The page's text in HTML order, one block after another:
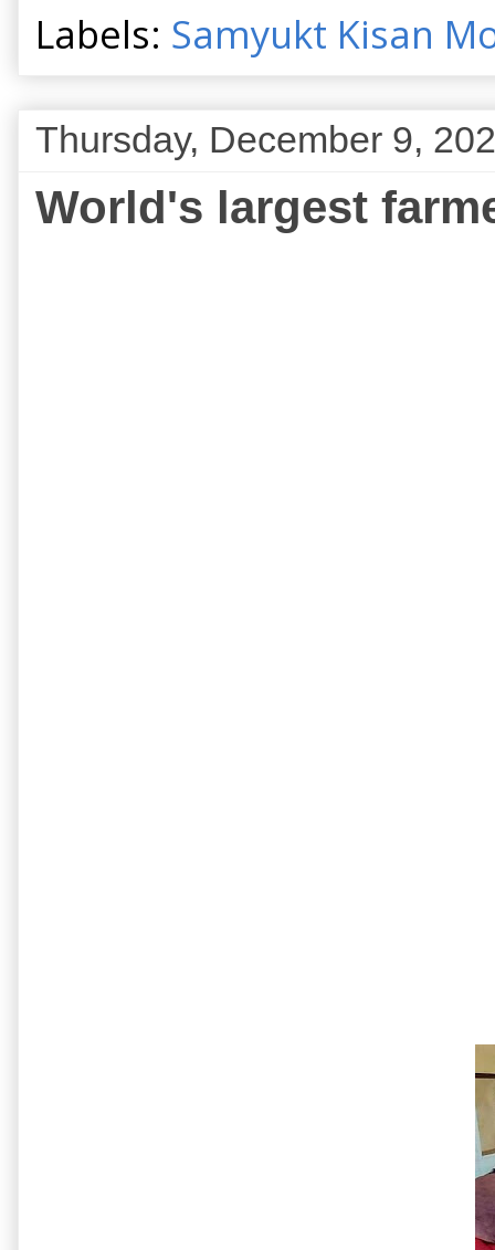
Labels: Samyukt Kisan
Thursday, December 9,
World's largest